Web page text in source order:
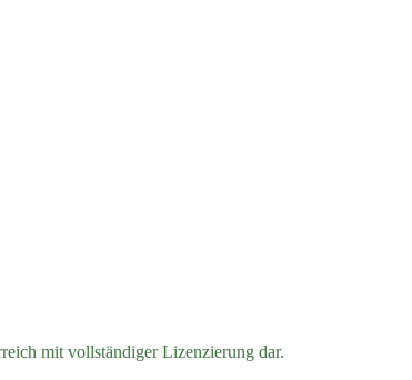
mit vollständiger Lizenzierung dar.